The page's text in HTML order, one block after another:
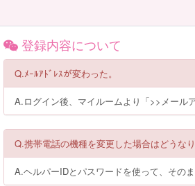
登録内容について
Q.ﾒｰﾙｱﾄﾞﾚｽが変わった。
A.ログイン後、マイルームより「>>メール
Q.携帯電話の機種を変更した場合はどうな
A.ヘルパーIDとパスワードを使って、その